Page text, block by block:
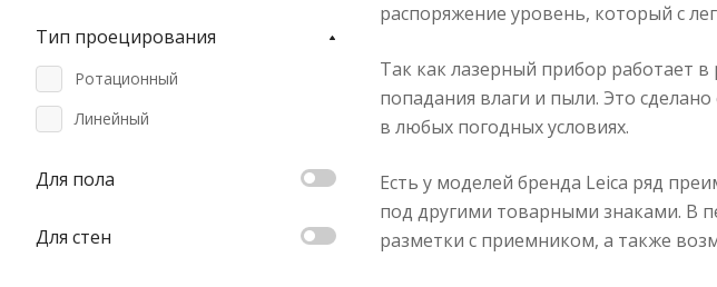
распоряжение уровень, который с
Так как лазерный прибор работает
попадания влаги и пыли. Это
в любых погодных условиях.
Есть у моделей бренда Leica ряд
под другими товарными знаками. В
разметки с приемником, а также
Тип проецирования
Ротационный
‎Линейный
Для пола
Для стен